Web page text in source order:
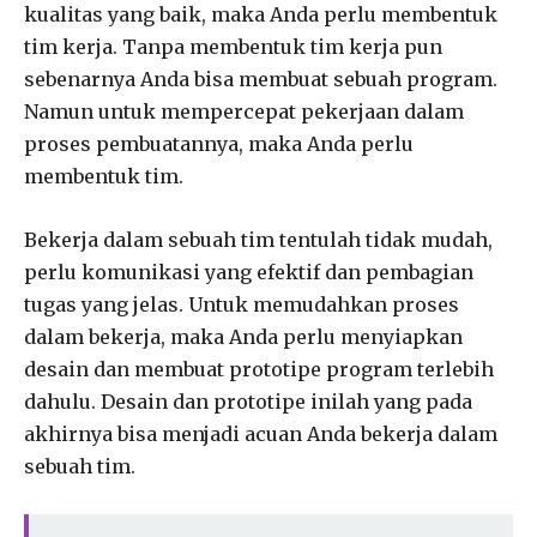
kualitas yang baik, maka Anda perlu membentuk
tim kerja. Tanpa membentuk tim kerja pun
sebenarnya Anda bisa membuat sebuah program.
Namun untuk mempercepat pekerjaan dalam
proses pembuatannya, maka Anda perlu
membentuk tim.
Bekerja dalam sebuah tim tentulah tidak mudah,
perlu komunikasi yang efektif dan pembagian
tugas yang jelas. Untuk memudahkan proses
dalam bekerja, maka Anda perlu menyiapkan
desain dan membuat prototipe program terlebih
dahulu. Desain dan prototipe inilah yang pada
akhirnya bisa menjadi acuan Anda bekerja dalam
sebuah tim.